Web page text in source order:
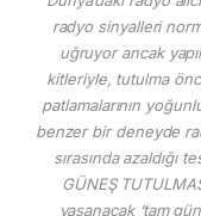
radyo sinyalleri
uğruyor ancak
kitleriyle, tutulma
patlamalarının
benzer bir deneyde
sırasında azaldığı
GÜNEŞ
yaşanacak ‘tam